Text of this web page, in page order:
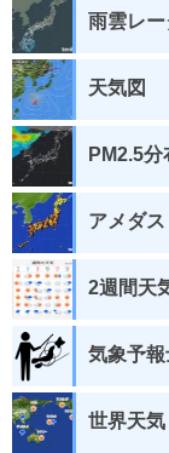
雨雲レ
天気図
PM2.5分
アメダス
2週間天
気象予
世界天気